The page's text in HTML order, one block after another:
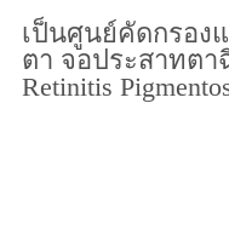
เป็นศูนย์คัดกรอง
ตา จอประสาทต
Retinitis